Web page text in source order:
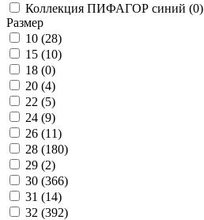
Коллекция ПИФАГОР синий (0)
Размер
10 (28)
15 (10)
18 (0)
20 (4)
22 (5)
24 (9)
26 (11)
28 (180)
29 (2)
30 (366)
31 (14)
32 (392)